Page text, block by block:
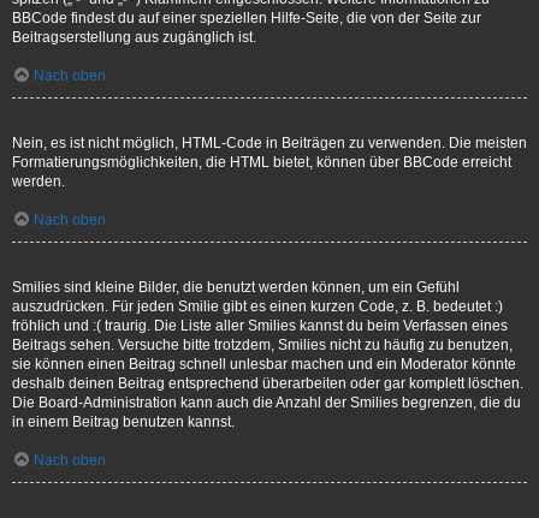
BBCode findest du auf einer speziellen Hilfe-Seite, die von der Seite zur
Beitragserstellung aus zugänglich ist.
Nach oben
Nein, es ist nicht möglich, HTML-Code in Beiträgen zu verwenden. Die meisten
Formatierungsmöglichkeiten, die HTML bietet, können über BBCode erreicht
werden.
Nach oben
Smilies sind kleine Bilder, die benutzt werden können, um ein Gefühl
auszudrücken. Für jeden Smilie gibt es einen kurzen Code, z. B. bedeutet :)
fröhlich und :( traurig. Die Liste aller Smilies kannst du beim Verfassen eines
Beitrags sehen. Versuche bitte trotzdem, Smilies nicht zu häufig zu benutzen,
sie können einen Beitrag schnell unlesbar machen und ein Moderator könnte
deshalb deinen Beitrag entsprechend überarbeiten oder gar komplett löschen.
Die Board-Administration kann auch die Anzahl der Smilies begrenzen, die du
in einem Beitrag benutzen kannst.
Nach oben